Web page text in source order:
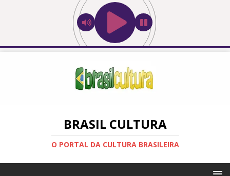
BRASIL CULTURA
O PORTAL DA CULTURA BRASILEIRA